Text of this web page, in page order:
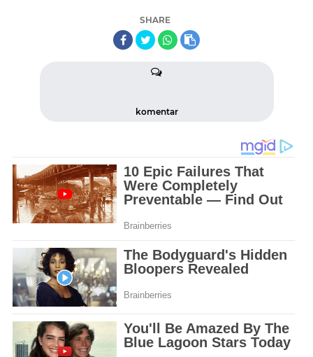
SHARE
komentar